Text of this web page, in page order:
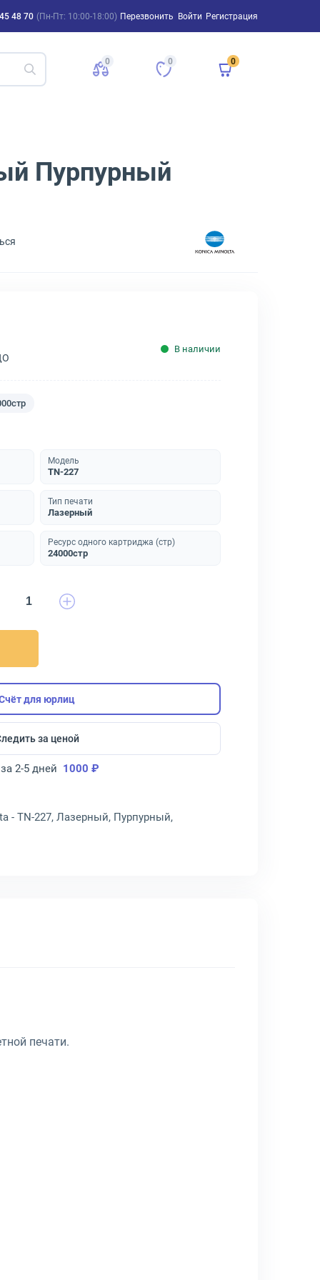
48 70 (Пн-Пт: 10:00-18:00) Перезвонить Войти Регистрация
0 0 0
Пурпурный
В наличии
Модель
TN-227
Тип печати
Лазерный
Ресурс одного картриджа (стр)
24000стр
для юрлиц
за ценой
2-5 дней 1000 ₽
- TN-227, Лазерный, Пурпурный,
печати.